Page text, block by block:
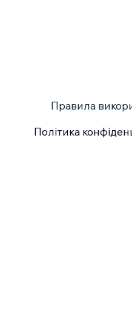
Правила
Політика